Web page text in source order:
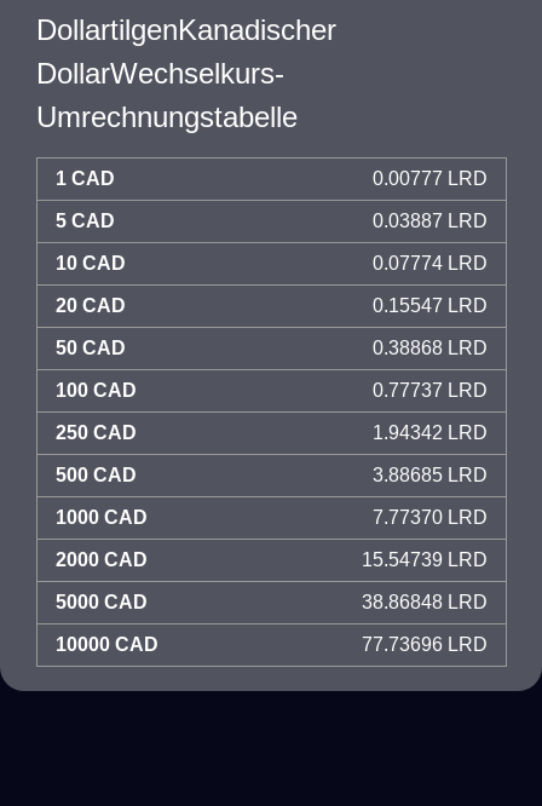
DollartilgenKanadischer
DollarWechselkurs-
Umrechnungstabelle
1 CAD 0.00777 LRD
5 CAD 0.03887 LRD
10 CAD 0.07774 LRD
20 CAD 0.15547 LRD
50 CAD 0.38868 LRD
100 CAD 0.77737 LRD
250 CAD 1.94342 LRD
500 CAD 3.88685 LRD
1000 CAD 7.77370 LRD
2000 CAD 15.54739 LRD
5000 CAD 38.86848 LRD
10000 CAD 77.73696 LRD